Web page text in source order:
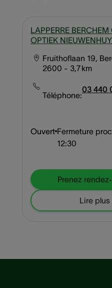
LAPPERRE BERCHEM
OPTIEK
Fruithoflaan 19,
2600 - 3,7 km
Téléphone:
03 440
Ouvert Fermeture
12:30
Prenez
Lire plus